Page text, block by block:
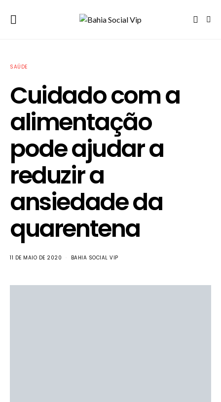
SAÚDE
Cuidado com a
alimentação
pode ajudar a
reduzir a
ansiedade da
quarentena
11 DE MAIO DE 2020 BAHIA SOCIAL VIP